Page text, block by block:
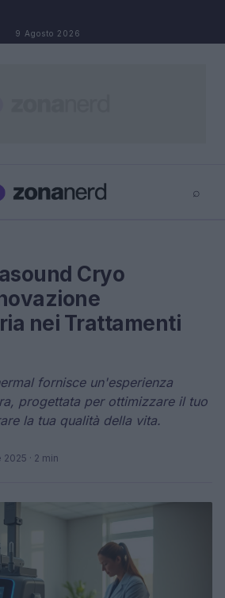
9 Agosto 2026
⌕
Cryo
nei Trattamenti
fornisce un'esperienza
progettata per ottimizzare il tuo
la tua qualità della vita.
2025 · 2 min